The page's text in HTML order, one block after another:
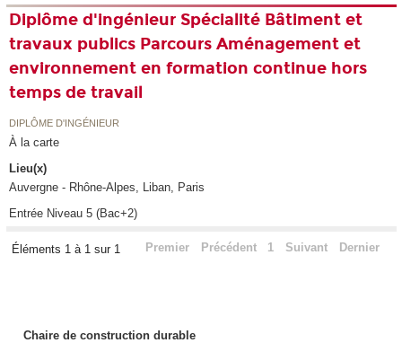
Diplôme d'ingénieur Spécialité Bâtiment et
travaux publics Parcours Aménagement et
environnement en formation continue hors
temps de travail
DIPLÔME D'INGÉNIEUR
À la carte
Lieu(x)
Auvergne - Rhône-Alpes, Liban, Paris
Entrée Niveau 5 (Bac+2)
Éléments 1 à 1 sur 1 Premier Précédent 1 Suivant Dernier
Chaire de construction durable